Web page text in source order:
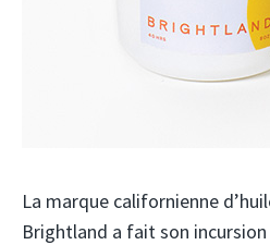
La marque californienne
Brightland a fait son